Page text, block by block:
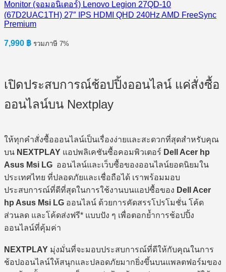
Monitor (จอมอนิเตอร์) Lenovo Legion 27QD-10
(67D2UAC1TH) 27″ IPS HDMI QHD 240Hz AMD FreeSync
Premium
7,990 ฿ รวมภาษี 7%
เปิดประสบการณ์ช้อปปิ้งออนไลน์ แค่สั่งซื้อ
ออนไลน์บน Nextplay
ให้ทุกคำสั่งซื้อออนไลน์เป็นเรื่องง่ายและสะดวกที่สุดสำหรับคุณ
บน NEXTPLAY แอปพลิเคชันซื้อคอมพิวเตอร์ Dell Acer hp
Asus Msi LG ออนไลน์และเว็บซื้อของออนไลน์ยอดนิยมใน
ประเทศไทย ที่ปลอดภัยและเชื่อถือได้ เราพร้อมมอบ
ประสบการณ์ที่ดีที่สุดในการใช้งานบนแอปซื้อของ Dell Acer
hp Asus Msi LG ออนไลน์ ด้วยการคัดสรรโปรโมชั่น โค้ด
ส่วนลด และโค้ดส่งฟรี* แบบปัง ๆ เพื่อตอกย้ำการช้อปปิ้ง
ออนไลน์ที่คุ้มค่า
NEXTPLAY มุ่งมั่นที่จะมอบประสบการณ์ที่ดีให้กับคุณในการ
ช้อปออนไลน์ให้สนุกและปลอดภัยมากยิ่งขึ้นบนแพลตฟอร์มของ